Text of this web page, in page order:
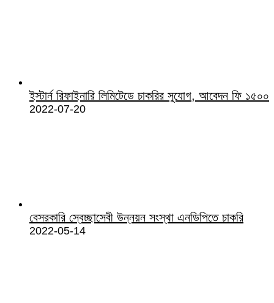
ইস্টার্ন রিফাইনারি লিমিটেডে চাকরির সুযোগ, আবেদন ফি ১৫০০
2022-07-20
বেসরকারি স্বেচ্ছাসেবী উন্নয়ন সংস্থা এনডিপিতে চাকরি
2022-05-14